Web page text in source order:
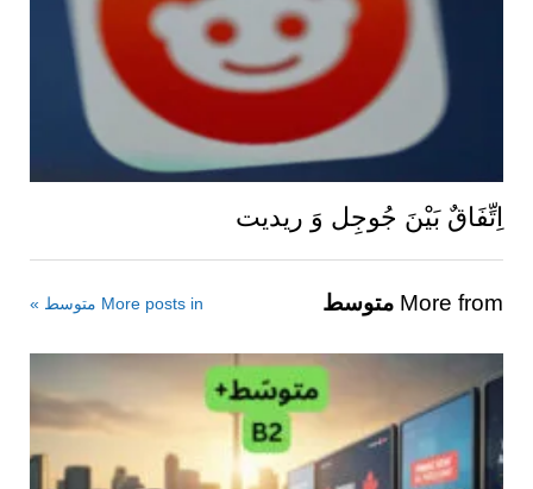
اِتِّفَاقٌ بَيْنَ جُوجِل وَ ريديت
More from متوسط More posts in متوسط »